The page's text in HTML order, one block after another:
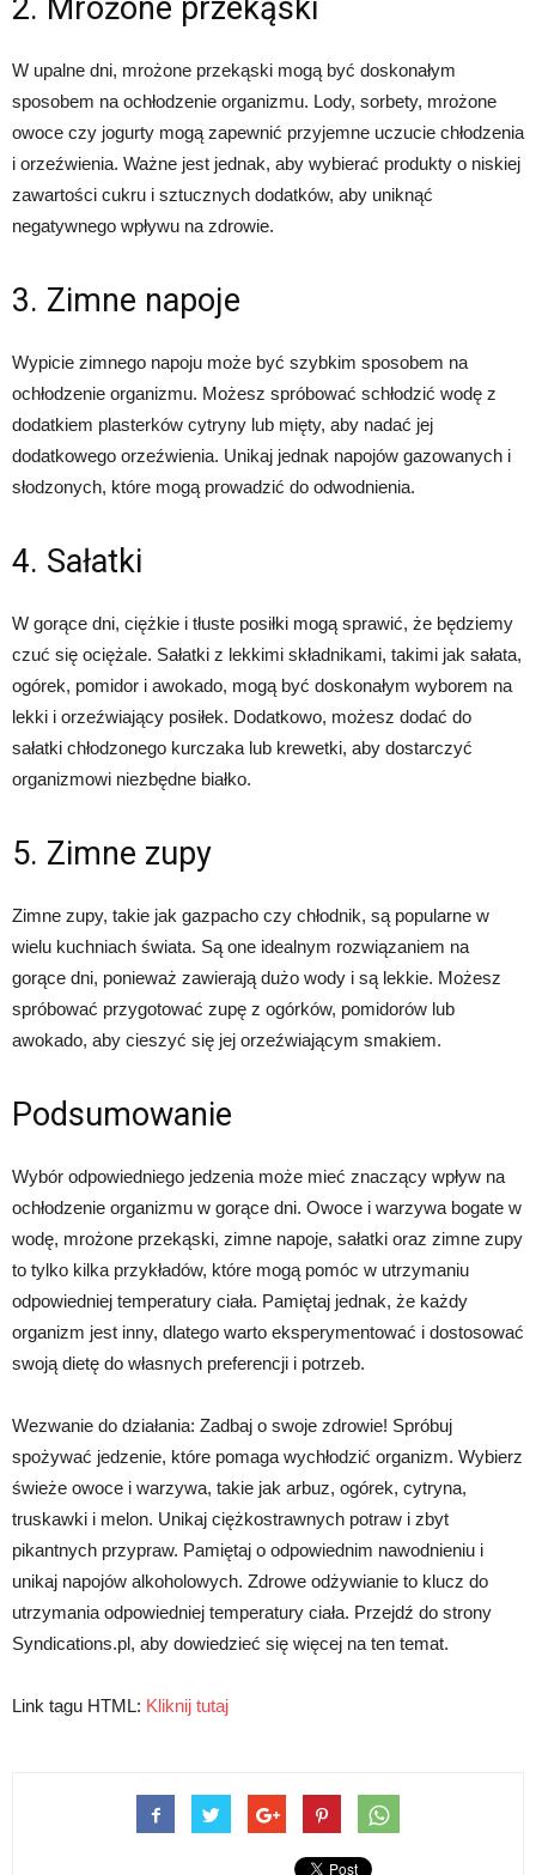
2. Mrożone przekąski
W upalne dni, mrożone przekąski mogą być doskonałym
sposobem na ochłodzenie organizmu. Lody, sorbety, mrożone
owoce czy jogurty mogą zapewnić przyjemne uczucie chłodzenia
i orzeźwienia. Ważne jest jednak, aby wybierać produkty o niskiej
zawartości cukru i sztucznych dodatków, aby uniknąć
negatywnego wpływu na zdrowie.
3. Zimne napoje
Wypicie zimnego napoju może być szybkim sposobem na
ochłodzenie organizmu. Możesz spróbować schłodzić wodę z
dodatkiem plasterków cytryny lub mięty, aby nadać jej
dodatkowego orzeźwienia. Unikaj jednak napojów gazowanych i
słodzonych, które mogą prowadzić do odwodnienia.
4. Sałatki
W gorące dni, ciężkie i tłuste posiłki mogą sprawić, że będziemy
czuć się ociężale. Sałatki z lekkimi składnikami, takimi jak sałata,
ogórek, pomidor i awokado, mogą być doskonałym wyborem na
lekki i orzeźwiający posiłek. Dodatkowo, możesz dodać do
sałatki chłodzonego kurczaka lub krewetki, aby dostarczyć
organizmowi niezbędne białko.
5. Zimne zupy
Zimne zupy, takie jak gazpacho czy chłodnik, są popularne w
wielu kuchniach świata. Są one idealnym rozwiązaniem na
gorące dni, ponieważ zawierają dużo wody i są lekkie. Możesz
spróbować przygotować zupę z ogórków, pomidorów lub
awokado, aby cieszyć się jej orzeźwiającym smakiem.
Podsumowanie
Wybór odpowiedniego jedzenia może mieć znaczący wpływ na
ochłodzenie organizmu w gorące dni. Owoce i warzywa bogate w
wodę, mrożone przekąski, zimne napoje, sałatki oraz zimne zupy
to tylko kilka przykładów, które mogą pomóc w utrzymaniu
odpowiedniej temperatury ciała. Pamiętaj jednak, że każdy
organizm jest inny, dlatego warto eksperymentować i dostosować
swoją dietę do własnych preferencji i potrzeb.
Wezwanie do działania: Zadbaj o swoje zdrowie! Spróbuj
spożywać jedzenie, które pomaga wychłodzić organizm. Wybierz
świeże owoce i warzywa, takie jak arbuz, ogórek, cytryna,
truskawki i melon. Unikaj ciężkostrawnych potraw i zbyt
pikantnych przypraw. Pamiętaj o odpowiednim nawodnieniu i
unikaj napojów alkoholowych. Zdrowe odżywianie to klucz do
utrzymania odpowiedniej temperatury ciała. Przejdź do strony
Syndications.pl, aby dowiedzieć się więcej na ten temat.
Link tagu HTML: Kliknij tutaj